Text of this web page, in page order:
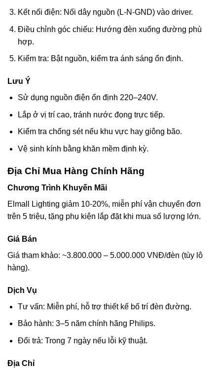
Kết nối điện: Nối dây nguồn (L-N-GND) vào driver.
Điều chỉnh góc chiếu: Hướng đèn xuống đường phù
hợp.
Kiểm tra: Bật nguồn, kiểm tra ánh sáng ổn định.
Lưu Ý
Sử dụng nguồn điện ổn định 220–240V.
Lắp ở vị trí cao, tránh nước đọng trực tiếp.
Kiểm tra chống sét nếu khu vực hay giông bão.
Vệ sinh kính bằng khăn mềm định kỳ.
Địa Chỉ Mua Hàng Chính Hãng
Chương Trình Khuyến Mãi
Elmall Lighting giảm 10-20%, miễn phí vận chuyển đơn
trên 5 triệu, tặng phụ kiện lắp đặt khi mua số lượng lớn.
Giá Bán
Giá tham khảo: ~3.800.000 – 5.000.000 VNĐ/đèn (tùy lô
hàng).
Dịch Vụ
Tư vấn: Miễn phí, hỗ trợ thiết kế bố trí đèn đường.
Bảo hành: 3–5 năm chính hãng Philips.
Đổi trả: Trong 7 ngày nếu lỗi kỹ thuật.
Địa Chỉ